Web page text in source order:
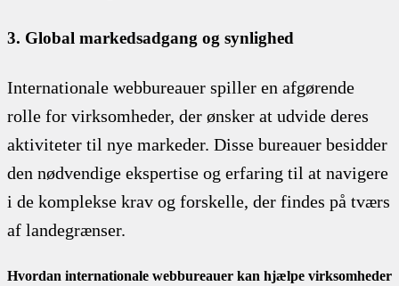
3. Global markedsadgang og synlighed
Internationale webbureauer spiller en afgørende
rolle for virksomheder, der ønsker at udvide deres
aktiviteter til nye markeder. Disse bureauer besidder
den nødvendige ekspertise og erfaring til at navigere
i de komplekse krav og forskelle, der findes på tværs
af landegrænser.
Hvordan internationale webbureauer kan hjælpe virksomheder